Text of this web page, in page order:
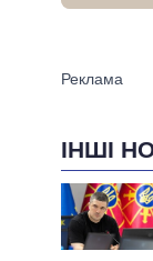
ІНШІ